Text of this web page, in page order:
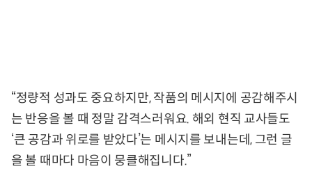
“정량적 성과도 중요하지만, 작품의 메시지에 공감해주시
는 반응을 볼 때 정말 감격스러워요. 해외 현직 교사들도
‘큰 공감과 위로를 받았다’는 메시지를 보내는데, 그런 글
을 볼 때마다 마음이 뭉클해집니다.”